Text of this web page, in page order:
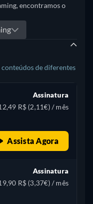
encontramos o
conteúdos de diferentes
Assinatura
R$ (2,11€) / mês
Assista Agora
Assinatura
R$ (3,37€) / mês